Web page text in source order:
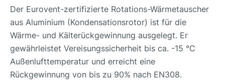
Der Eurovent-zertifizierte Rotations-Wärmetauscher
aus Aluminium (Kondensationsrotor) ist für die
Wärme- und Kälterückgewinnung ausgelegt. Er
gewährleistet Vereisungssicherheit bis ca. -15 °C
Außenlufttemperatur und erreicht eine
Rückgewinnung von bis zu 90% nach EN308.